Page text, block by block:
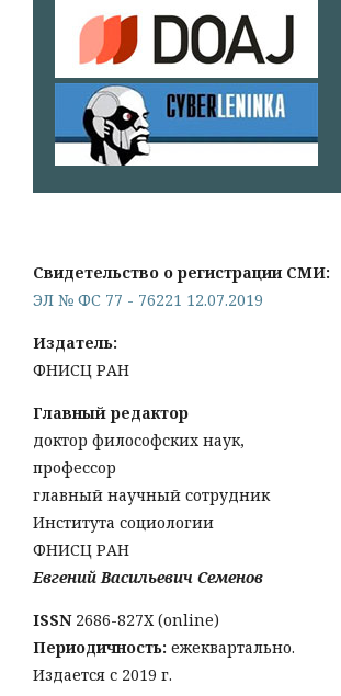
Свидетельство о регистрации СМИ:
ЭЛ № ФС 77 - 76221 12.07.2019
Издатель:
ФНИСЦ РАН
Главный редактор
доктор философских наук,
профессор
главный научный сотрудник
Института социологии
ФНИСЦ РАН
Евгений Васильевич Семенов
ISSN 2686-827X (online)
Периодичность: ежеквартально.
Издается с 2019 г.